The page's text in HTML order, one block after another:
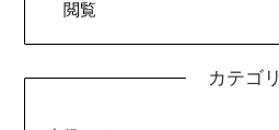
閲覧
カテゴリ